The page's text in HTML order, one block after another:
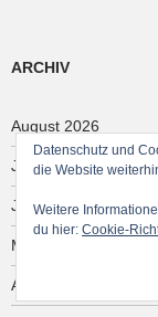
ARCHIV
August 2026
Juli 2026
Juni 2026
Mai 2026
April 2026
Datenschutz und
die Website
Weitere
du hier: Cookie-